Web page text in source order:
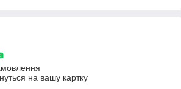
на вашу картку